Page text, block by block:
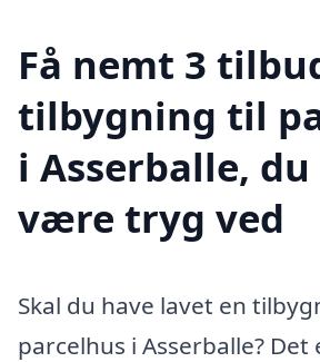
Få nemt 3
tilbygning til
i Asserballe,
være tryg ved
Skal du have lavet en
parcelhus i Asserballe?